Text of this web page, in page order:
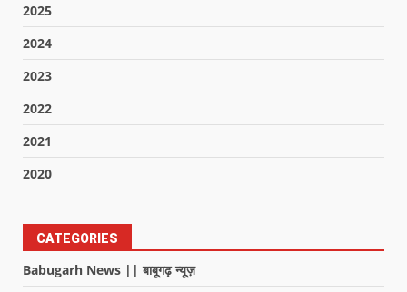
2025
2024
2023
2022
2021
2020
CATEGORIES
Babugarh News || बाबूगढ़ न्यूज़